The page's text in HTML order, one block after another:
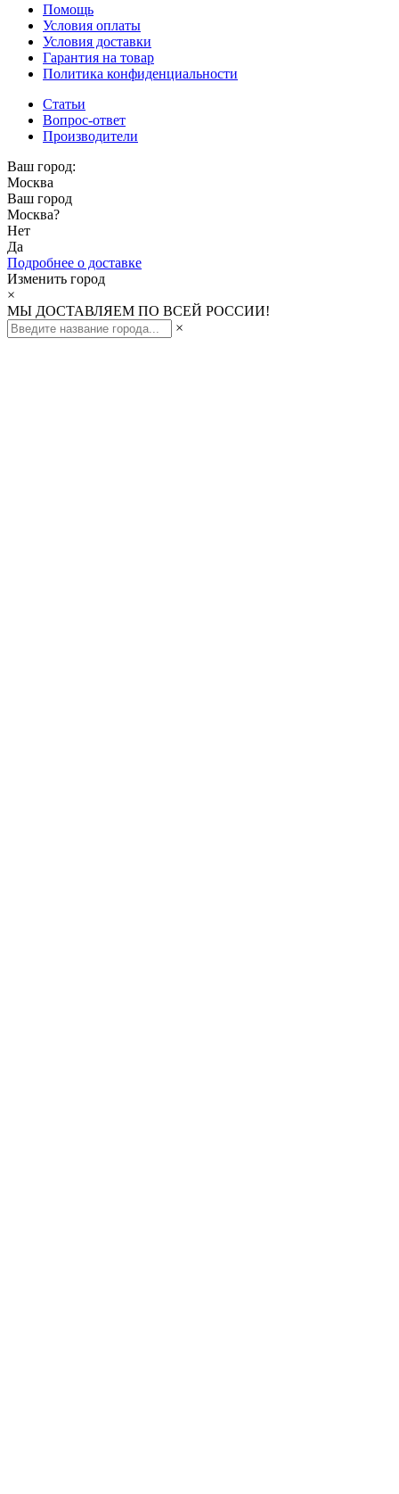
Помощь
Условия оплаты
Условия доставки
Гарантия на товар
Политика конфиденциальности
Статьи
Вопрос-ответ
Производители
Ваш город:
Москва
Ваш город
Москва?
Нет
Да
Подробнее о доставке
Изменить город
×
МЫ ДОСТАВЛЯЕМ ПО ВСЕЙ РОССИИ!
×